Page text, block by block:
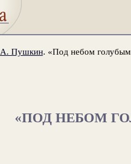
А. Пушкин. «Под небом
«ПОД НЕБОМ